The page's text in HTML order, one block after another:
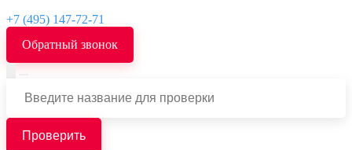
+7 (495) 147-72-71
Обратный звонок
Проверить